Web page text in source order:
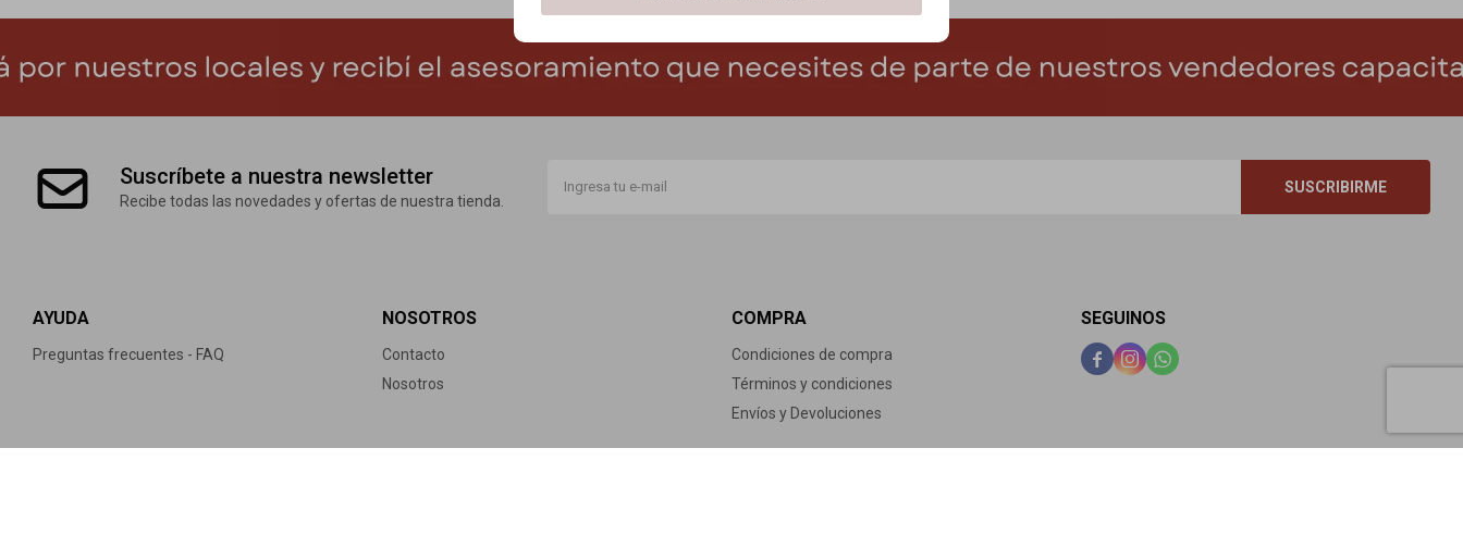
Suscríbete a nuestra newsletter
Recibe todas las novedades y ofertas de nuestra tienda.
SUSCRIBIRME
AYUDA
Preguntas frecuentes - FAQ
NOSOTROS
Contacto
Nosotros
COMPRA
Condiciones de compra
Términos y condiciones
Envíos y Devoluciones
SEGUINOS
  